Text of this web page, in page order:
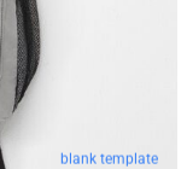
blank template